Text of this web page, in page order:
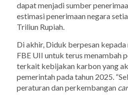
dapat menjadi sumber
estimasi penerimaan negara
Triliun Rupiah.
Di akhir, Diduk berpesan
FBE UII untuk terus menambah
terkait kebijakan karbon yang
pemerintah pada tahun 2025.
peraturan dan perkembangan